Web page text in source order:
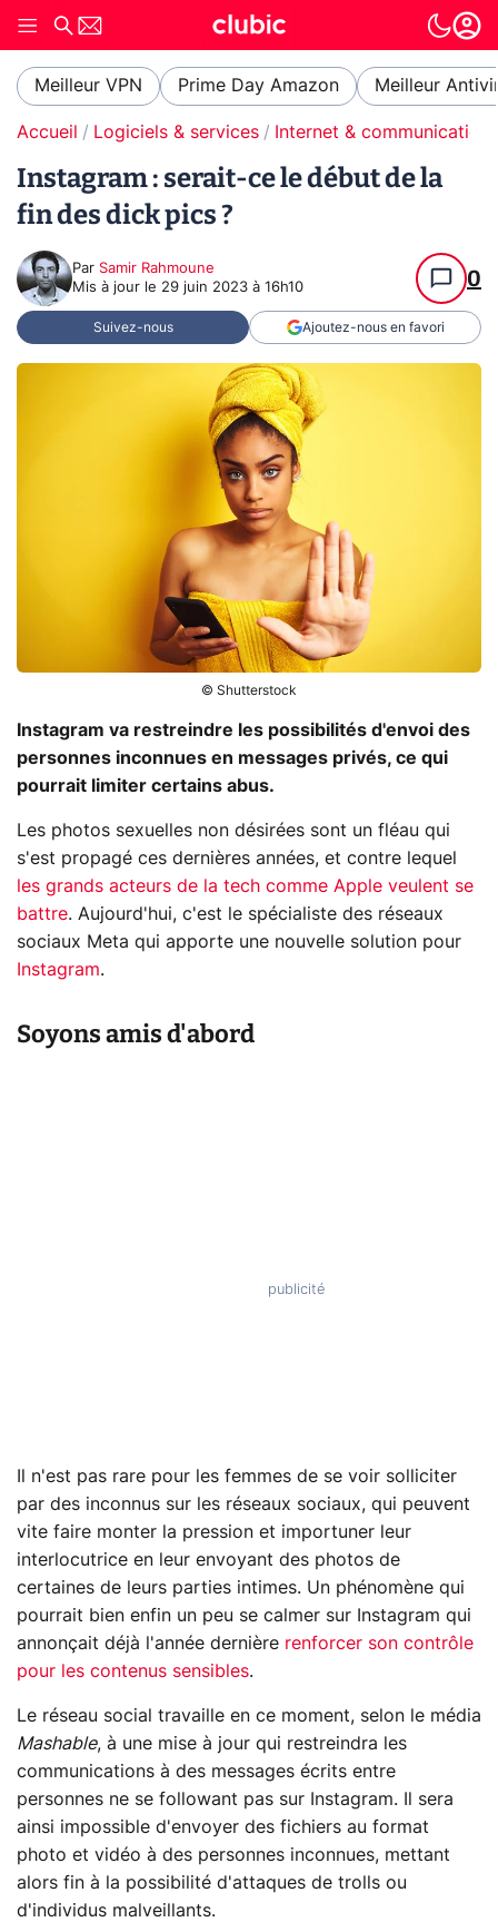
Meilleur VPN Prime Day Amazon Meilleur
Accueil Logiciels & services Internet & communication
Instagram : serait-ce le début de la
fin des dick pics ?
Par Samir Rahmoune
Mis à jour le 29 juin 2023 à 16h10 0
Suivez-nous Ajoutez-nous en favori
© Shutterstock
Instagram va restreindre les possibilités d'envoi des
personnes inconnues en messages privés, ce qui
pourrait limiter certains abus.
Les photos sexuelles non désirées sont un fléau qui
s'est propagé ces dernières années, et contre lequel
les grands acteurs de la tech comme Apple veulent se
battre. Aujourd'hui, c'est le spécialiste des réseaux
sociaux Meta qui apporte une nouvelle solution pour
Instagram.
Soyons amis d'abord
Il n'est pas rare pour les femmes de se voir solliciter
par des inconnus sur les réseaux sociaux, qui peuvent
vite faire monter la pression et importuner leur
interlocutrice en leur envoyant des photos de
certaines de leurs parties intimes. Un phénomène qui
pourrait bien enfin un peu se calmer sur Instagram qui
annonçait déjà l'année dernière renforcer son contrôle
pour les contenus sensibles.
Le réseau social travaille en ce moment, selon le média
Mashable, à une mise à jour qui restreindra les
communications à des messages écrits entre
personnes ne se followant pas sur Instagram. Il sera
ainsi impossible d'envoyer des fichiers au format
photo et vidéo à des personnes inconnues, mettant
alors fin à la possibilité d'attaques de trolls ou
d'individus malveillants.